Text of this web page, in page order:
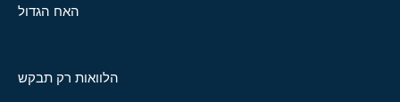
האח הגדול
הלוואות רק תבקש